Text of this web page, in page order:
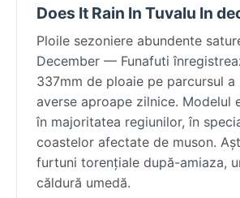
Does It Rain In Tuvalu In
Ploile sezoniere abundente
December — Funafuti
337mm de ploaie pe parcursul a
averse aproape zilnice. Modelul
în majoritatea regiunilor, în
coastelor afectate de muson.
furtuni torențiale după-amiaza,
căldură umedă.